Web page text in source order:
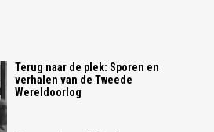
Terug naar de plek: Sporen en
verhalen van de Tweede
Wereldoorlog